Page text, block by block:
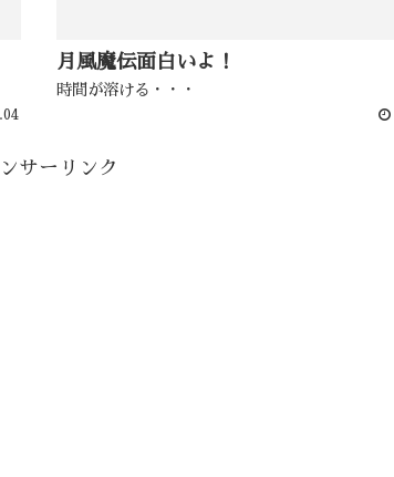
月風魔伝面白いよ！
時間が溶ける・・・
サーリンク